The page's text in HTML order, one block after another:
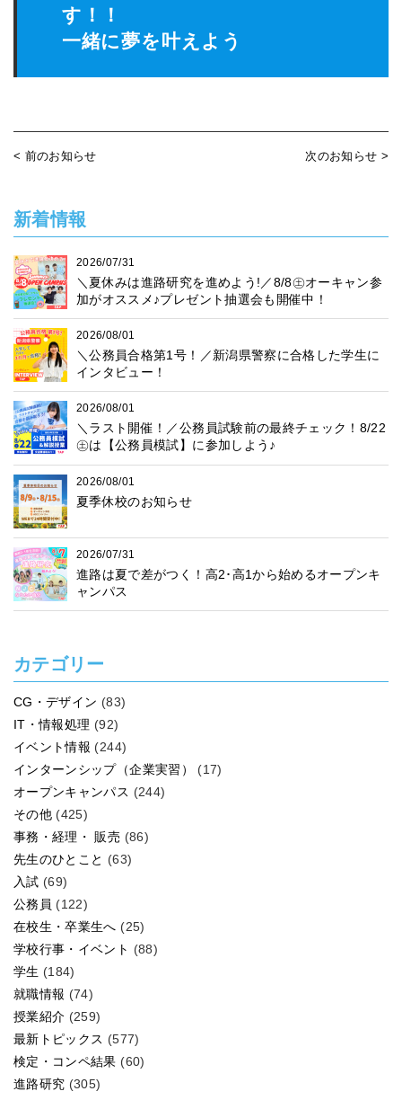
す！！
一緒に夢を叶えよう
< 前のお知らせ 次のお知らせ >
新着情報
2026/07/31
＼夏休みは進路研究を進めよう!／8/8㊏オーキャン参
加がオススメ♪プレゼント抽選会も開催中！
2026/08/01
＼公務員合格第1号！／新潟県警察に合格した学生に
インタビュー！
2026/08/01
＼ラスト開催！／公務員試験前の最終チェック！8/22
㊏は【公務員模試】に参加しよう♪
2026/08/01
夏季休校のお知らせ
2026/07/31
進路は夏で差がつく！高2･高1から始めるオープンキ
ャンパス
カテゴリー
CG・デザイン (83)
IT・情報処理 (92)
イベント情報 (244)
インターンシップ（企業実習）
(17)
オープンキャンパス (244)
その他 (425)
事務・経理・ 販売 (86)
先生のひとこと (63)
入試 (69)
公務員 (122)
在校生・卒業生へ (25)
学校行事・イベント (88)
学生 (184)
就職情報 (74)
授業紹介 (259)
最新トピックス (577)
検定・コンペ結果 (60)
進路研究 (305)